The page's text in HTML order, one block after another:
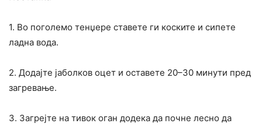
1. Во поголемо тенџере ставете ги коските и сипете
ладна вода.
2. Додајте јаболков оцет и оставете 20–30 минути пред
загревање.
3. Загрејте на тивок оган додека да почне лесно да